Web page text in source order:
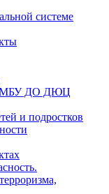
системе
в МБУ ДО ДЮЦ
и подростков